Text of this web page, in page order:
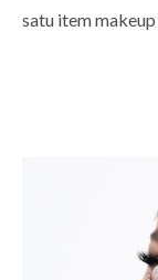
satu item makeup